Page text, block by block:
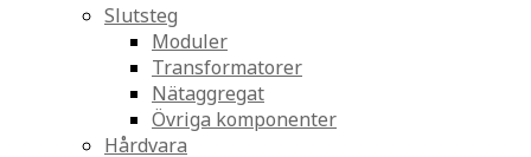
Slutsteg
Moduler
Transformatorer
Nätaggregat
Övriga komponenter
Hårdvara